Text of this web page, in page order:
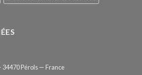
Pérols — France